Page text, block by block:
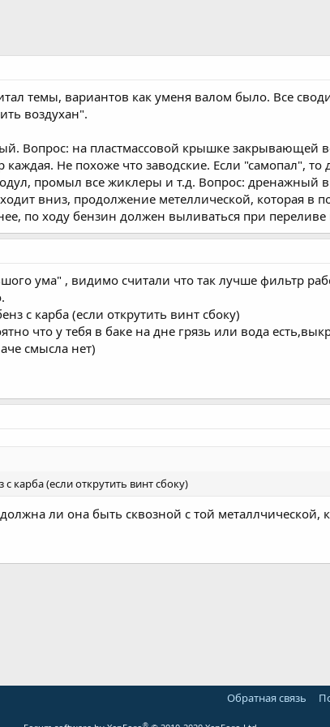
темы, вариантов как уменя валом было. Все
воздухан".
Вопрос: на пластмассовой крышке закрывающей
Не похоже что заводские. Если "самопал", то
промыл все жиклеры и т.д. Вопрос: дренажный
вниз, продолжение метеллической, которая в
по ходу бензин должен выливаться при переливе
ума" , видимо считали что так лучше фильтр
с карба (если открутить винт сбоку)
что у тебя в баке на дне грязь или вода
смысла нет)
с карба (если открутить винт сбоку)
ли она быть сквозной с той металлчической,
почта
Обратная связь
®